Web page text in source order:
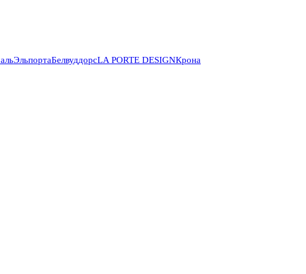
ЭльпортаБелвуддорсLA PORTE DESIGNКрона